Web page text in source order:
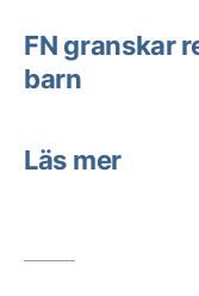
FN granskar
barn
Läs mer